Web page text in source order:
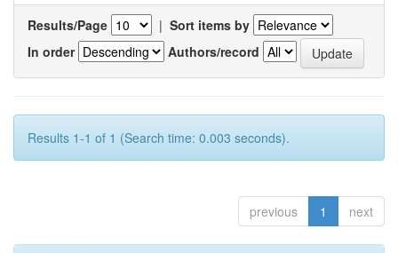
Results/Page | Sort items by
In order
Authors/record
Results 1-1 of 1 (Search time: 0.003 seconds).
previous 1 next